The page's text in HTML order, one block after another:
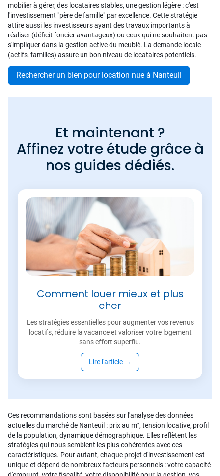
mobilier à gérer, des locataires stables, une gestion légère : c'est
l'investissement "père de famille" par excellence. Cette stratégie
attire aussi les investisseurs ayant des travaux importants à
réaliser (déficit foncier avantageux) ou ceux qui ne souhaitent pas
s'impliquer dans la gestion active du meublé. La demande locale
(actifs, familles) assure un bon niveau de locataires potentiels.
Rechercher un bien pour location nue à Nanteuil
Et maintenant ?
Affinez votre étude grâce à
nos guides dédiés.
Comment louer mieux et plus
cher
Les stratégies essentielles pour augmenter vos revenus
locatifs, réduire la vacance et valoriser votre logement
sans effort superflu.
Lire l'article →
Ces recommandations sont basées sur l'analyse des données
actuelles du marché de Nanteuil : prix au m², tension locative, profil
de la population, dynamique démographique. Elles reflètent les
stratégies qui nous semblent les plus cohérentes avec ces
caractéristiques. Pour autant, chaque projet d'investissement est
unique et dépend de nombreux facteurs personnels : votre capacité